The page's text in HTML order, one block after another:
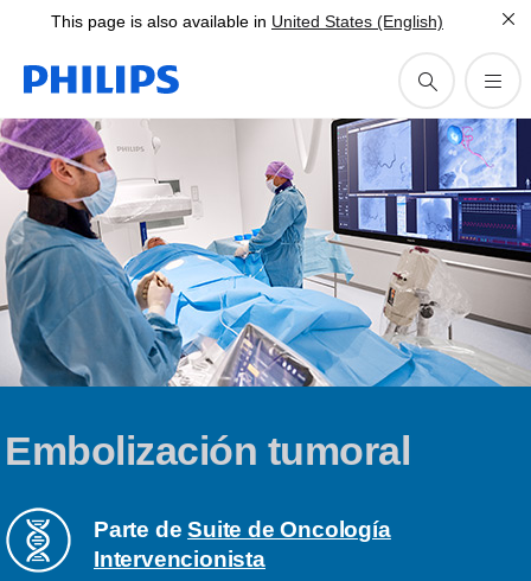
This page is also available in United States (English)
Embolización tumoral
Parte deSuite de Oncología
Intervencionista